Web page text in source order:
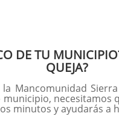
DE TU
QUEJA?
Mancomunidad
necesitamos
minutos y ayudarás a